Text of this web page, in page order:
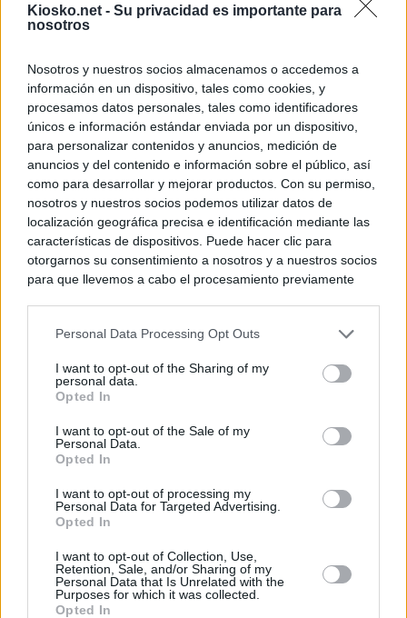
Kiosko.net - Su privacidad es importante para
nosotros
Nosotros y nuestros socios almacenamos o accedemos a
información en un dispositivo, tales como cookies, y
procesamos datos personales, tales como identificadores
únicos e información estándar enviada por un dispositivo,
para personalizar contenidos y anuncios, medición de
anuncios y del contenido e información sobre el público, así
como para desarrollar y mejorar productos. Con su permiso,
nosotros y nuestros socios podemos utilizar datos de
localización geográfica precisa e identificación mediante las
características de dispositivos. Puede hacer clic para
otorgarnos su consentimiento a nosotros y a nuestros socios
para que llevemos a cabo el procesamiento previamente
negar su consentimiento. Tenga en cuenta que algún
de su consentimiento, pero usted tiene el derecho de
rechazar tal procesamiento. Sus preferencias se aplicarán
cualquier momento entrando de nuevo en este sitio web o
visitando nuestra política de privacidad.
Personal Data Processing Opt Outs
I want to opt-out of the Sharing of my
personal data.
Opted In
I want to opt-out of the Sale of my
Personal Data.
Opted In
I want to opt-out of processing my
Personal Data for Targeted Advertising.
Opted In
I want to opt-out of Collection, Use,
Retention, Sale, and/or Sharing of my
Personal Data that Is Unrelated with the
Purposes for which it was collected.
Opted In